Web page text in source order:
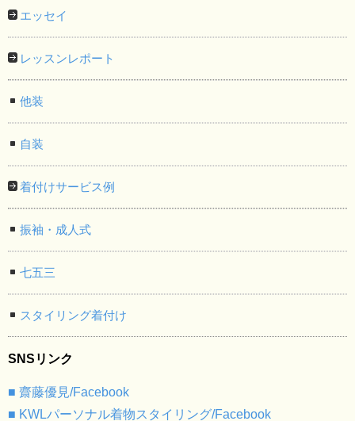
エッセイ
レッスンレポート
他装
自装
着付けサービス例
振袖・成人式
七五三
スタイリング着付け
SNSリンク
■ 齋藤優見/Facebook
■ KWLパーソナル着物スタイリング/Facebook